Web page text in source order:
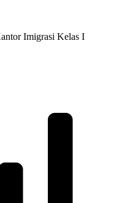
Imigrasi Kelas I